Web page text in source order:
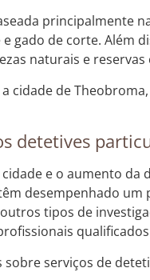
principalmente
gado de corte. Além
naturais e reservas
cidade de
detetives
e o aumento da
desempenhado um
tipos de
sobre serviços de